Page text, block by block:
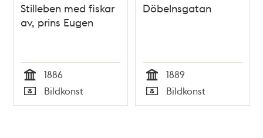
Stilleben med fiskar
av, prins Eugen
Tid
1886
Typ
Bildkonst
Döbelnsgatan
Tid
1889
Typ
Bildkonst